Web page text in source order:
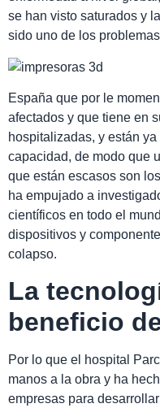
se han visto saturados y
sido uno de los
España que por le
afectados y que tiene en
hospitalizadas, y están
capacidad, de modo que
que están escasos son
ha empujado a
científicos en todo el
dispositivos y
colapso.
La
beneficio
Por lo que el hospital
manos a la obra y ha
empresas para